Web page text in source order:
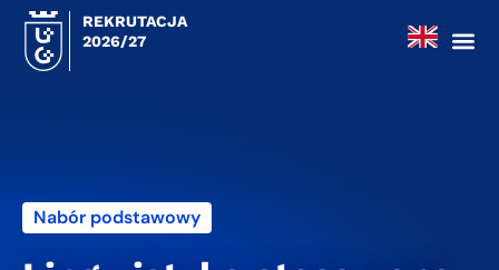
REKRUTACJA
2026/27
Nabór podstawowy